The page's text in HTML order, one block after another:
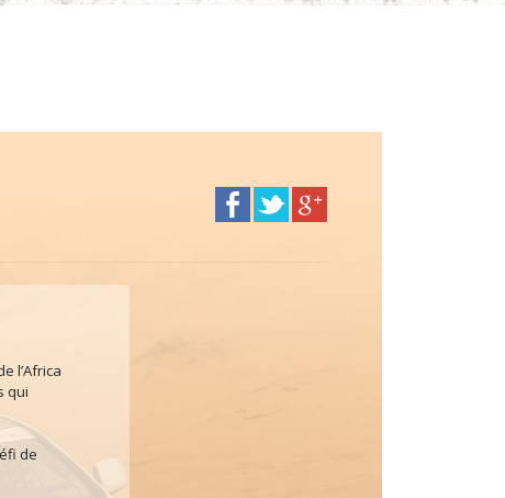
l’Africa
qui
de